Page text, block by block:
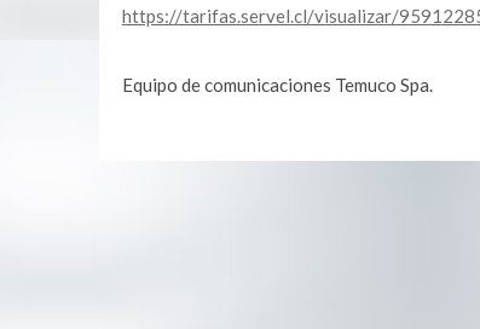
https://tarifas.servel.cl/visualizar/
Equipo de comunicaciones Temuco Spa.